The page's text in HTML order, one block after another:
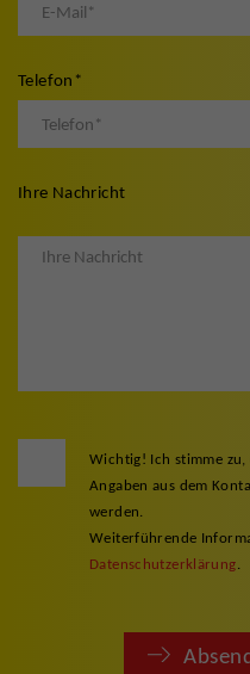
Telefon *
Ihre Nachricht
Wichtig! Ich stimme
Angaben aus dem
werden.
Weiterführende
Datenschutzerklärung.